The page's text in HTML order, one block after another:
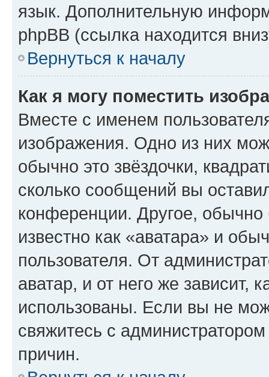
язык. Дополнительную
phpBB (ссылка находится
Вернуться к началу
Как я могу поместить
Вместе с именем
изображения. Одно из них
обычно это звёздочки,
сколько сообщений вы
конференции. Другое,
известно как «аватара» и
пользователя. От
аватар, и от него же зависит,
использованы. Если вы не
свяжитесь с
причин.